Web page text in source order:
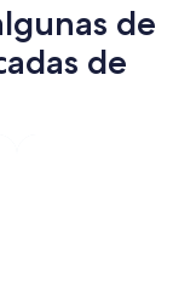
de
de